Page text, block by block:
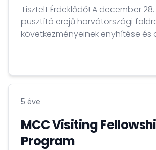
Tisztelt Érdeklődő! A december 28. és 29.-i
pusztító erejű horvátországi
következményeinek enyhítése és
Pénzügyminisztériumnak a
pénzadományaikat. A befizetés, átutalás
megjegyzés rovatába (
kérik beírni : Pomoć...
5 éve
MCC Visiting
Program